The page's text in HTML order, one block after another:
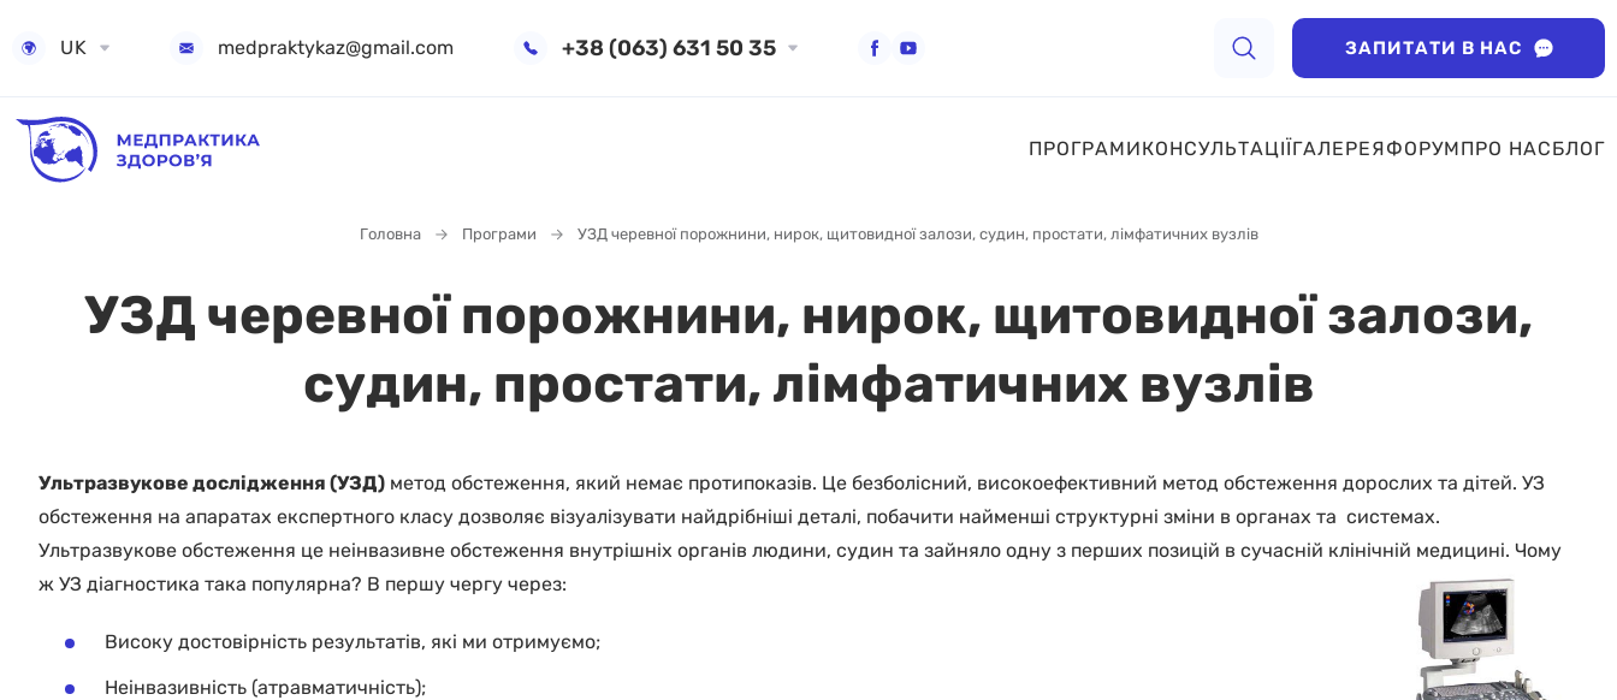
UK medpraktykaz@gmail.com +38 (063) 631 50 35 ЗАПИТАТИ В НАС
ПРОГРАМИКОНСУЛЬТАЦІЇГАЛЕРЕЯФОРУМПРО НАСБЛОГ
Головна Програми УЗД черевної порожнини, нирок, щитовидної залози, судин, простати, лімфатичних вузлів
УЗД черевної порожнини, нирок, щитовидної залози,
судин, простати, лімфатичних вузлів
Ультразвукове дослідження (УЗД) метод обстеження, який немає протипоказів. Це безболісний, високоефективний метод обстеження дорослих та дітей. УЗ
обстеження на апаратах експертного класу дозволяє візуалізувати найдрібніші деталі, побачити найменші структурні зміни в органах та системах.
Ультразвукове обстеження це неінвазивне обстеження внутрішніх органів людини, судин та зайняло одну з перших позицій в сучасній клінічній медицині. Чому
ж УЗ діагностика така популярна? В першу чергу через:
Високу достовірність результатів, які ми отримуємо;
Неінвазивність (атравматичність);